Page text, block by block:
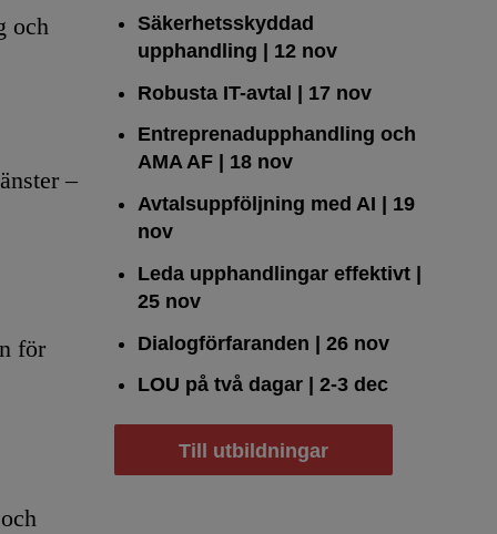
och
–
för
Säkerhetsskyddad
upphandling | 12 nov
Robusta IT-avtal | 17 nov
Entreprenadupphandling och
AMA AF | 18 nov
Avtalsuppföljning med AI | 19
nov
Leda upphandlingar effektivt |
25 nov
Dialogförfaranden | 26 nov
LOU på två dagar | 2-3 dec
Till utbildningar